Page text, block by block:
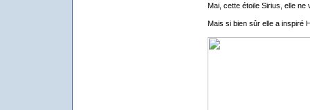
Mai, cette étoile Sirius, elle ne
Mais si bien sûr elle a inspiré